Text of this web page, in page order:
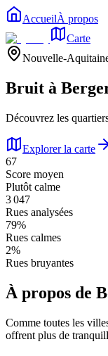
AccueilÀ propos
Carte
Nouvelle-
Bruit à
Découvrez les
Explorer la carte
67
Score moyen
Plutôt calme
3 047
Rues analysées
79%
Rues calmes
2%
Rues bruyantes
À propos de
Comme toutes les
offrent plus de